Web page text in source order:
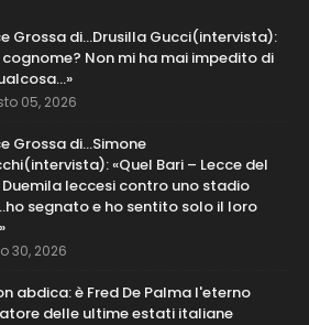
Grossa di…Drusilla Gucci(intervista):
cognome? Non mi ha mai impedito di
05, 2026
Grossa di…Simone
«Quel Bari – Lecce del
leccesi contro uno stadio
segnato e ho sentito solo il loro
30, 2026
abdica: è Fred De Palma l'eterno
delle ultime estati italiane